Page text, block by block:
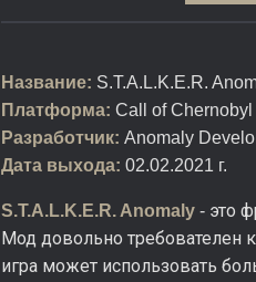
Название: S.T.A.L.K.E.R.
Платформа: Call of
Разработчик: Anomaly
Дата выхода: 02.02.2021 г.
S.T.A.L.K.E.R. Anomaly - это
Мод довольно требователен
игра может использовать